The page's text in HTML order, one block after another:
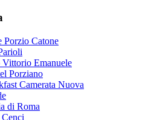
Catone
Emanuele
Porziano
Camerata Nuova
di Roma